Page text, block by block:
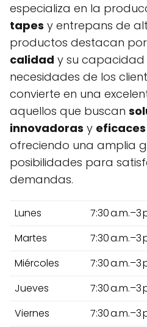
especializa en la
tapes y entrepans de
productos destacan
calidad y su
necesidades de los
convierte en una
aquellos que buscan
innovadoras y eficaces
ofreciendo una amplia
posibilidades para
demandas.
Lunes
7:30 a.m.–3
Martes
7:30 a.m.–3
Miércoles
7:30 a.m.–3
Jueves
7:30 a.m.–3
Viernes
7:30 a.m.–3